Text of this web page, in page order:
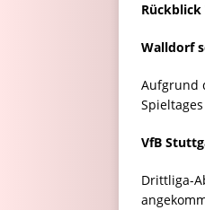
Rückblick
Walldorf
Aufgrund
VfB
Drittliga-